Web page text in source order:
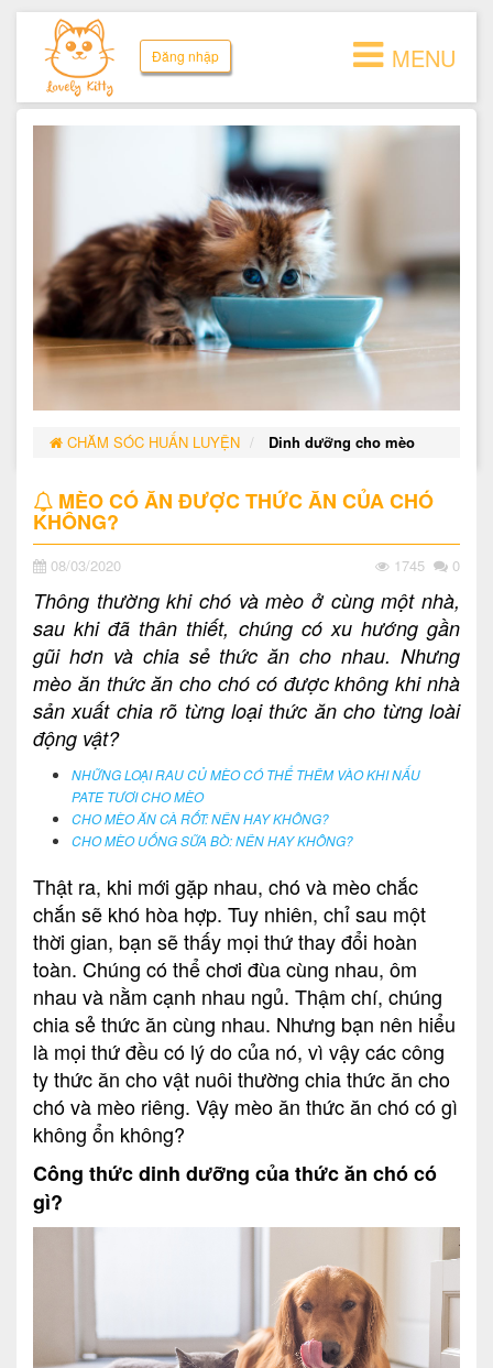
Đăng nhập
CHĂM SÓC HUẤN LUYỆN Dinh dưỡng cho mèo
MÈO CÓ ĂN ĐƯỢC THỨC ĂN CỦA CHÓ
KHÔNG?
08/03/2020 1745 0
Thông thường khi chó và mèo ở cùng một nhà,
sau khi đã thân thiết, chúng có xu hướng gần
gũi hơn và chia sẻ thức ăn cho nhau. Nhưng
mèo ăn thức ăn cho chó có được không khi nhà
sản xuất chia rõ từng loại thức ăn cho từng loài
động vật?
NHỮNG LOẠI RAU CỦ MÈO CÓ THỂ THÊM VÀO KHI NẤU
PATE TƯƠI CHO MÈO
CHO MÈO ĂN CÀ RỐT: NÊN HAY KHÔNG?
CHO MÈO UỐNG SỮA BÒ: NÊN HAY KHÔNG?
Thật ra, khi mới gặp nhau, chó và mèo chắc
chắn sẽ khó hòa hợp. Tuy nhiên, chỉ sau một
thời gian, bạn sẽ thấy mọi thứ thay đổi hoàn
toàn. Chúng có thể chơi đùa cùng nhau, ôm
nhau và nằm cạnh nhau ngủ. Thậm chí, chúng
chia sẻ thức ăn cùng nhau. Nhưng bạn nên hiểu
là mọi thứ đều có lý do của nó, vì vậy các công
ty thức ăn cho vật nuôi thường chia thức ăn cho
chó và mèo riêng. Vậy mèo ăn thức ăn chó có gì
không ổn không?
Công thức dinh dưỡng của thức ăn chó có
gì?
MENU